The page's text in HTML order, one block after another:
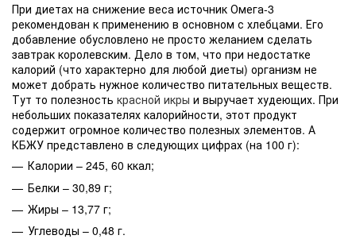
При диетах на снижение веса источник Омега-3
рекомендован к применению в основном с хлебцами. Его
добавление обусловлено не просто желанием сделать
завтрак королевским. Дело в том, что при недостатке
калорий (что характерно для любой диеты) организм не
может добрать нужное количество питательных веществ.
Тут то полезность красной икры и выручает худеющих. При
небольших показателях калорийности, этот продукт
содержит огромное количество полезных элементов. А
КБЖУ представлено в следующих цифрах (на 100 г):
Калории – 245, 60 ккал;
Белки – 30,89 г;
Жиры – 13,77 г;
Углеводы – 0,48 г.